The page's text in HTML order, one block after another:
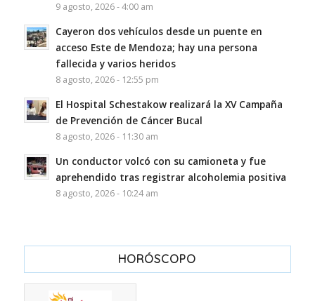
9 agosto, 2026 - 4:00 am
Cayeron dos vehículos desde un puente en
acceso Este de Mendoza; hay una persona
fallecida y varios heridos
8 agosto, 2026 - 12:55 pm
El Hospital Schestakow realizará la XV Campaña
de Prevención de Cáncer Bucal
8 agosto, 2026 - 11:30 am
Un conductor volcó con su camioneta y fue
aprehendido tras registrar alcoholemia positiva
8 agosto, 2026 - 10:24 am
HORÓSCOPO